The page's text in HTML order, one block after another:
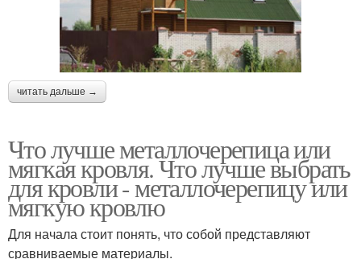
читать дальше →
Что лучше металлочерепица или
мягкая кровля. Что лучше выбрать
для кровли - металлочерепицу или
мягкую кровлю
Для начала стоит понять, что собой представляют
сравниваемые материалы.